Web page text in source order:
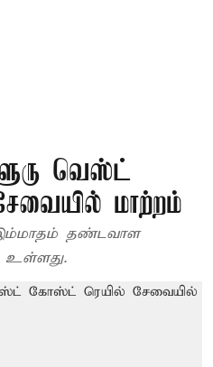
வெஸ்ட்
மாற்றம்
தண்டவாள
உள்ளது.